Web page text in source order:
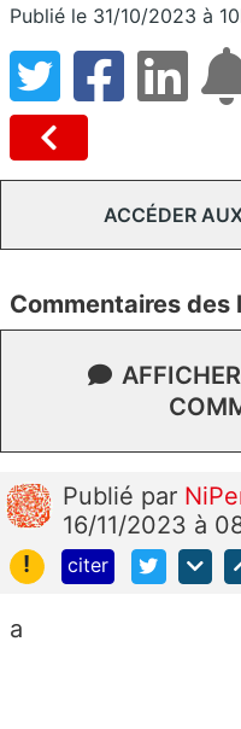
Publié le 31/10/2023 à
ACCÉDER
Commentaires
Publié par
16/11/2023 à
!
citer
a